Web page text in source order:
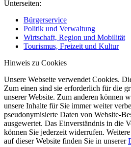
Unterseiten:
Bürgerservice
Politik und Verwaltung
Wirtschaft, Region und Mobilität
Tourismus, Freizeit und Kultur
Hinweis zu Cookies
Unsere Webseite verwendet Cookies.
Zum einen sind sie erforderlich für die
unserer Website. Zum anderen können
unsere Inhalte für Sie immer weiter
pseudonymisierte Daten von Website-
ausgewertet. Das Einverständnis in die
können Sie jederzeit widerrufen.
auf dieser Website finden Sie in unserer